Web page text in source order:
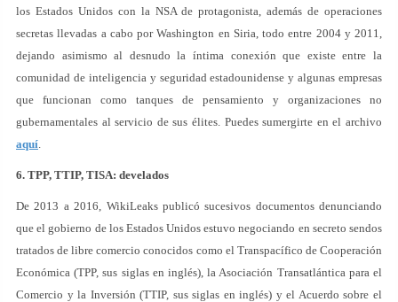
los Estados Unidos con la NSA de protagonista, además de operaciones
secretas llevadas a cabo por Washington en Siria, todo entre 2004 y 2011,
dejando asimismo al desnudo la íntima conexión que existe entre la
comunidad de inteligencia y seguridad estadounidense y algunas empresas
que funcionan como tanques de pensamiento y organizaciones no
gubernamentales al servicio de sus élites. Puedes sumergirte en el archivo
aquí.
6. TPP, TTIP, TISA: develados
De 2013 a 2016, WikiLeaks publicó sucesivos documentos denunciando
que el gobierno de los Estados Unidos estuvo negociando en secreto sendos
tratados de libre comercio conocidos como el Transpacífico de Cooperación
Económica (TPP, sus siglas en inglés), la Asociación Transatlántica para el
Comercio y la Inversión (TTIP, sus siglas en inglés) y el Acuerdo sobre el